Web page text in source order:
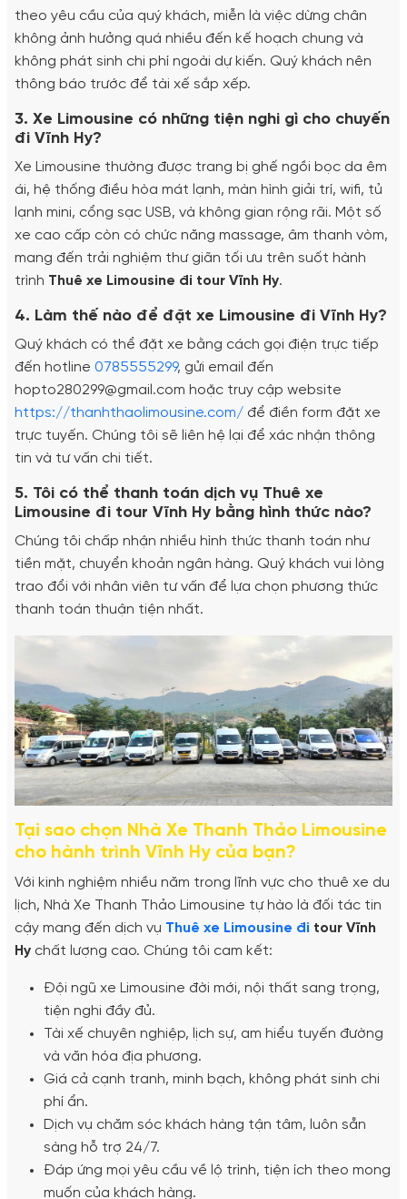
theo yêu cầu của quý khách, miễn là việc dừng chân
không ảnh hưởng quá nhiều đến kế hoạch chung và
không phát sinh chi phí ngoài dự kiến. Quý khách nên
thông báo trước để tài xế sắp xếp.
3. Xe Limousine có những tiện nghi gì cho chuyến
đi Vĩnh Hy?
Xe Limousine thường được trang bị ghế ngồi bọc da êm
ái, hệ thống điều hòa mát lạnh, màn hình giải trí, wifi, tủ
lạnh mini, cổng sạc USB, và không gian rộng rãi. Một số
xe cao cấp còn có chức năng massage, âm thanh vòm,
mang đến trải nghiệm thư giãn tối ưu trên suốt hành
trình Thuê xe Limousine đi tour Vĩnh Hy.
4. Làm thế nào để đặt xe Limousine đi Vĩnh Hy?
Quý khách có thể đặt xe bằng cách gọi điện trực tiếp
đến hotline 0785555299, gửi email đến
hopto280299@gmail.com hoặc truy cập website
https://thanhthaolimousine.com/ để điền form đặt xe
trực tuyến. Chúng tôi sẽ liên hệ lại để xác nhận thông
tin và tư vấn chi tiết.
5. Tôi có thể thanh toán dịch vụ Thuê xe
Limousine đi tour Vĩnh Hy bằng hình thức nào?
Chúng tôi chấp nhận nhiều hình thức thanh toán như
tiền mặt, chuyển khoản ngân hàng. Quý khách vui lòng
trao đổi với nhân viên tư vấn để lựa chọn phương thức
thanh toán thuận tiện nhất.
Tại sao chọn Nhà Xe Thanh Thảo Limousine
cho hành trình Vĩnh Hy của bạn?
Với kinh nghiệm nhiều năm trong lĩnh vực cho thuê xe du
lịch, Nhà Xe Thanh Thảo Limousine tự hào là đối tác tin
cậy mang đến dịch vụ Thuê xe Limousine đi tour Vĩnh
Hy chất lượng cao. Chúng tôi cam kết:
Đội ngũ xe Limousine đời mới, nội thất sang trọng,
tiện nghi đầy đủ.
Tài xế chuyên nghiệp, lịch sự, am hiểu tuyến đường
và văn hóa địa phương.
Giá cả cạnh tranh, minh bạch, không phát sinh chi
phí ẩn.
Dịch vụ chăm sóc khách hàng tận tâm, luôn sẵn
sàng hỗ trợ 24/7.
Đáp ứng mọi yêu cầu về lộ trình, tiện ích theo mong
muốn của khách hàng.